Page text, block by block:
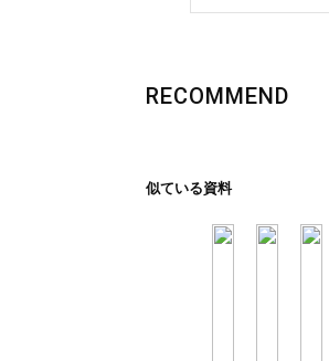
RECOMMEND
似ている資料